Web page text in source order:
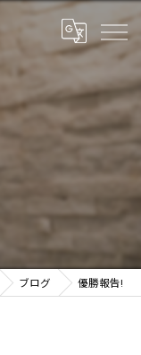
ブログ 優勝報告!